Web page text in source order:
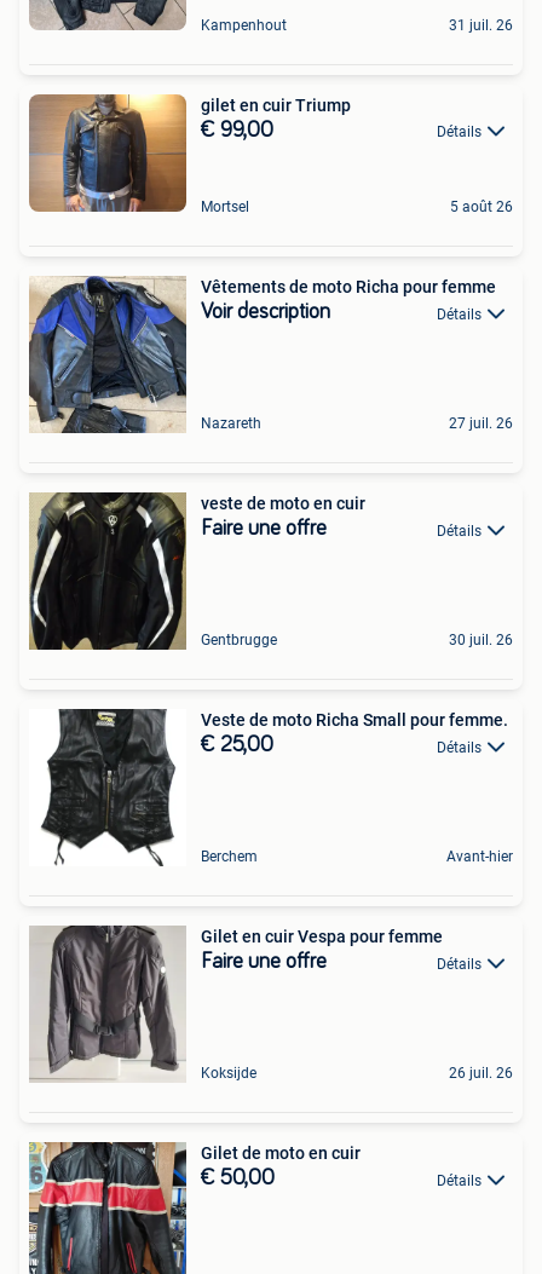
Kampenhout 31 juil. 26
gilet en cuir Triump
€ 99,00 Détails
Mortsel 5 août 26
Vêtements de moto Richa pour femme
Voir description Détails
Nazareth 27 juil. 26
veste de moto en cuir
Faire une offre Détails
Gentbrugge 30 juil. 26
Veste de moto Richa Small pour femme.
€ 25,00 Détails
Berchem Avant-hier
Gilet en cuir Vespa pour femme
Faire une offre Détails
Koksijde 26 juil. 26
Gilet de moto en cuir
€ 50,00 Détails